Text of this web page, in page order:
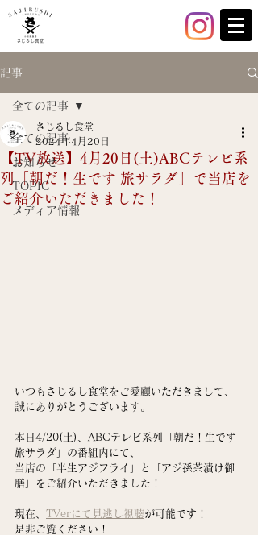
記事
全ての記事
お知らせ
TOPIC
メディア情報
全ての記事
【TV放送】4月20日(土)ABCテレビ系
列「朝だ！生です 旅サラダ」で当店を
ご紹介いただきました！
さじるし食堂
2024年4月20日
いつもさじるし食堂をご愛顧いただきまして、
誠にありがとうございます。
本日4/20(土)、ABCテレビ系列「朝だ！生です
旅サラダ」の番組内にて、
当店の「半生アジフライ」と「アジ孫茶漬け御
膳」をご紹介いただきました！
現在、 TVerにて見逃し視聴が可能です！
是非ご覧ください！